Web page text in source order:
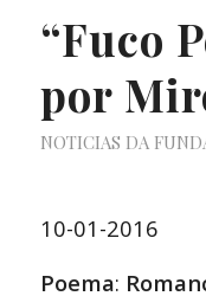
“Fuco
por
NOTICIAS DA
10-01-2016
Poema: